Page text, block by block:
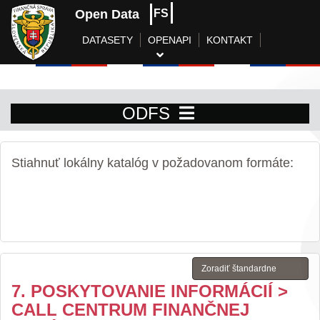
Open Data FS
DATASETY OPENAPI KONTAKT
ODFS
Stiahnuť lokálny katalóg v požadovanom formáte:
7. POSKYTOVANIE INFORMÁCIÍ >
CALL CENTRUM FINANČNEJ